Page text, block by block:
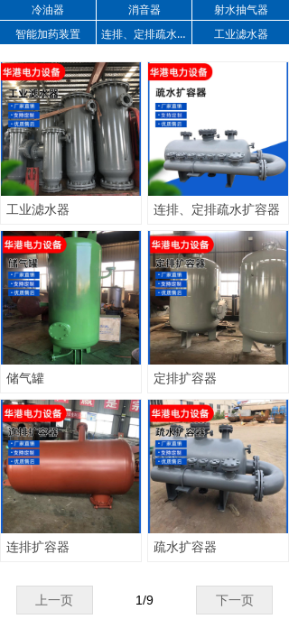
冷油器
消音器 射水抽气器
工业滤水器 连排、定排疏水扩容器
储气罐 定排扩容器
连排扩容器 疏水扩容器
上一页 下一页
1/9
智能加药装置 连排、定排疏水扩容器 工业滤水器